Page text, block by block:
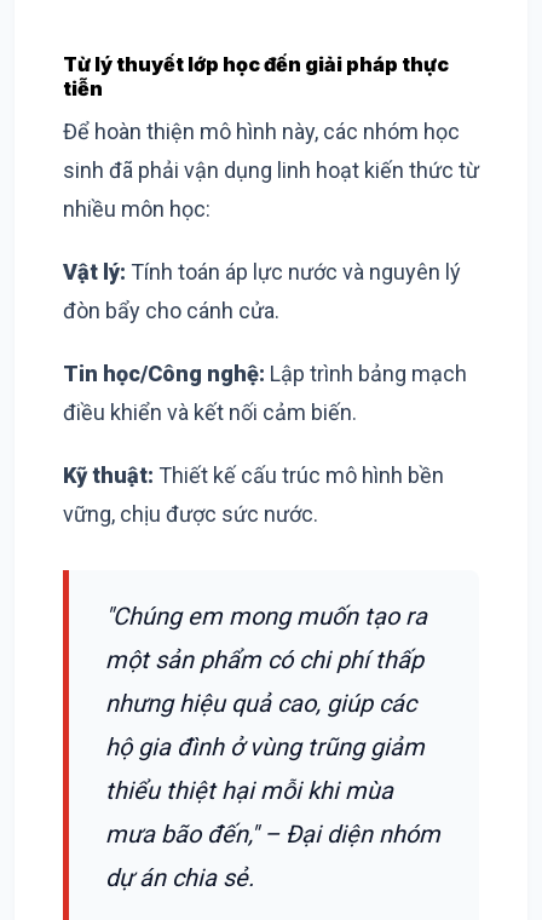
Từ lý thuyết lớp học đến giải pháp thực
tiễn
Để hoàn thiện mô hình này, các nhóm học
sinh đã phải vận dụng linh hoạt kiến thức từ
nhiều môn học:
Vật lý: Tính toán áp lực nước và nguyên lý
đòn bẩy cho cánh cửa.
Tin học/Công nghệ: Lập trình bảng mạch
điều khiển và kết nối cảm biến.
Kỹ thuật: Thiết kế cấu trúc mô hình bền
vững, chịu được sức nước.
"Chúng em mong muốn tạo ra
một sản phẩm có chi phí thấp
nhưng hiệu quả cao, giúp các
hộ gia đình ở vùng trũng giảm
thiểu thiệt hại mỗi khi mùa
mưa bão đến,"– Đại diện nhóm
dự án chia sẻ.